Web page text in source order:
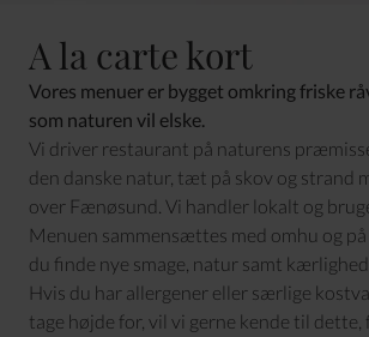
A la carte kort
Vores menuer er bygget omkring friske
som naturen vil elske.
Vi driver restaurant på naturens
den danske natur, tæt på skov og strand
over Fænøsund. Vi handler lokalt og
Menuen sammensættes med omhu og
du finde nye smage, natur samt kærlighed.
Hvis du har allergener eller særlige
tage højde for, vil vi gerne kende til dette,